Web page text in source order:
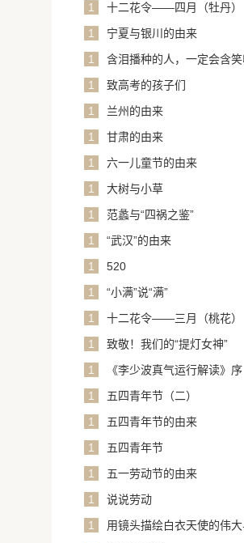
1
十二花令——四月（牡丹）
1
宁夏与银川的由来
1
含泪播种的人，一定会含笑
1
致高考的孩子们
1
兰州的由来
1
甘肃的由来
1
六一儿童节的由来
1
大树与小草
1
范蠡与“四祸之鉴”
1
“武汉”的由来
1
520
1
“小满”说“满”
1
十二花令——三月（桃花）
1
致敬！我们的“提灯女神”
1
《李少波真气运行解读》序
1
五四青年节（二）
1
五四青年节的由来
1
五四青年节
1
五一劳动节的由来
1
说说劳动
1
用镜头描绘白衣天使的伟